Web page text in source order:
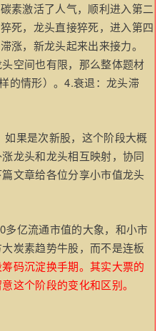
素激活了人气，顺利进入第二
死，龙头直接猝死，进入第四
涨，新龙头起来出来接力。
空间也有限，那么整体题材
的情形）。4.衰退：龙头滞
果是次新股，这个阶段大概
龙头和龙头相互映射，协同
文章给各位分享小市值龙头
多亿流通市值的大象，和小市
炭素趋势牛股，而不是连板
码沉淀换手期。其实大票的
这个阶段的变化和区别。